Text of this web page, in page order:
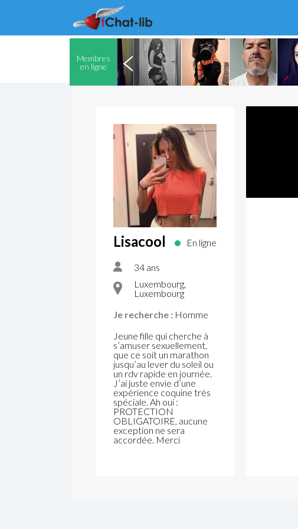
Membres
en ligne
Lisacool En ligne
34 ans
Luxembourg,
Luxembourg
Je recherche : Homme
Jeune fille qui cherche à
s’amuser sexuellement,
que ce soit un marathon
jusqu’au lever du soleil ou
un rdv rapide en journée.
J’ai juste envie d’une
expérience coquine très
spéciale. Ah oui :
PROTECTION
OBLIGATOIRE, aucune
exception ne sera
accordée. Merci